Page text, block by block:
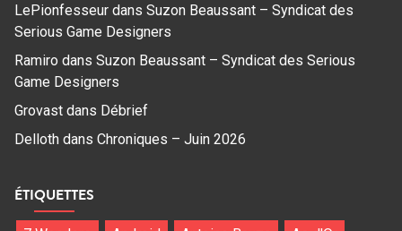
LePionfesseur dans Suzon Beaussant – Syndicat des
Serious Game Designers
Ramiro dans Suzon Beaussant – Syndicat des Serious
Game Designers
Grovast dans Débrief
Delloth dans Chroniques – Juin 2026
ÉTIQUETTES